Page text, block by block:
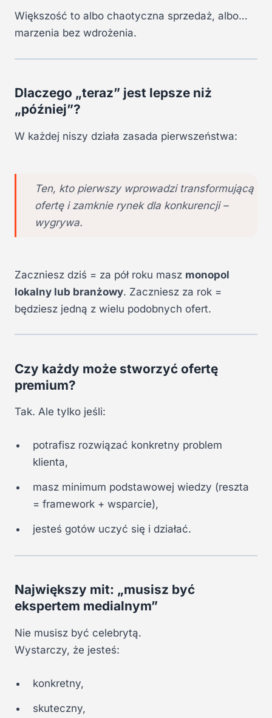
Większość to albo chaotyczna sprzedaż, albo…
marzenia bez wdrożenia.
Dlaczego „teraz” jest lepsze niż
„później”?
W każdej niszy działa zasada pierwszeństwa:
Ten, kto pierwszy wprowadzi transformującą
ofertę i zamknie rynek dla konkurencji –
wygrywa.
Zaczniesz dziś = za pół roku masz monopol
lokalny lub branżowy. Zaczniesz za rok =
będziesz jedną z wielu podobnych ofert.
Czy każdy może stworzyć ofertę
premium?
Tak. Ale tylko jeśli:
potrafisz rozwiązać konkretny problem
klienta,
masz minimum podstawowej wiedzy (reszta
= framework + wsparcie),
jesteś gotów uczyć się i działać.
Największy mit: „musisz być
ekspertem medialnym”
Nie musisz być celebrytą.
Wystarczy, że jesteś:
konkretny,
skuteczny,